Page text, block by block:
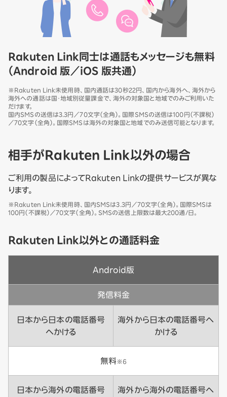
Rakuten Link同士は通話もメッセージも無料
（Android 版／iOS 版共通）
※Rakuten Link未使用時、国内通話は30秒22円、国内から海外へ、海外から
海外への通話は国・地域別従量課金で、海外の対象国と地域でのみご利用いた
だけます。
国内SMSの送信は3.3円／70文字（全角）。国際SMSの送信は100円（不課税）
／70文字（全角）。国際SMSは海外の対象国と地域でのみ送信可能となります。
相手がRakuten Link以外の場合
ご利用の製品によってRakuten Linkの提供サービスが異な
ります。
※Rakuten Link未使用時、国内SMSは3.3円／70文字（全角）。国際SMSは
100円（不課税）／70文字（全角）。SMSの送信上限数は最大200通/日。
Rakuten Link以外との通話料金
Android版
発信料金
日本から日本の電話番号
へかける
海外から日本の電話番号へ
かける
無料 ※6
日本から海外の電話番号
海外から海外の電話番号へ